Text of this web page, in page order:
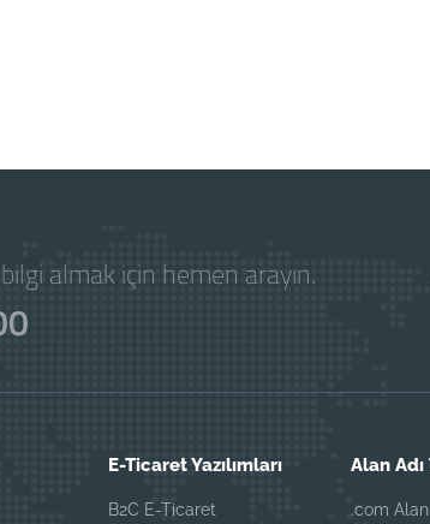
almak için hemen arayın.
E-Ticaret Yazılımları
B2C E-Ticaret
Alan
.com Alan